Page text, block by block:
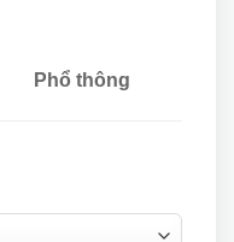
Phổ thông